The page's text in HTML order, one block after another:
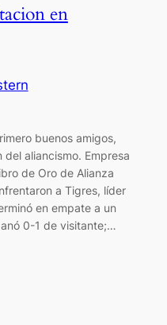
en
buenos amigos,
aliancismo. Empresa
de Oro de Alianza
a Tigres, líder
en empate a un
0-1 de visitante;…